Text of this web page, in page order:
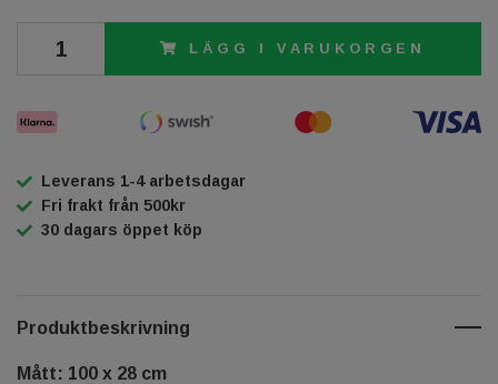
LÄGG I VARUKORGEN
Leverans 1-4 arbetsdagar
Fri frakt från 500kr
30 dagars öppet köp
Produktbeskrivning
Mått: 100 x 28 cm